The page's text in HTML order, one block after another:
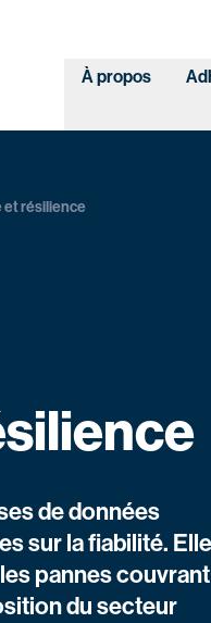
À propos
et résilience
de données
sur la fiabilité. Elle
pannes couvrant
du secteur